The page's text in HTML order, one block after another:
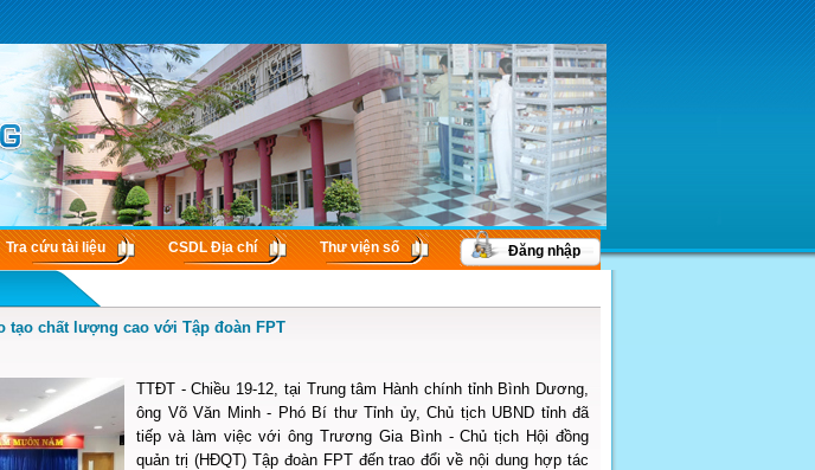
Tra cứu tài liệu CSDL Ðịa chí Thư viện số Đăng nhập
tạo chất lượng cao với Tập đoàn FPT
TTĐT - Chiều 19-12, tại Trung tâm Hành chính tỉnh Bình Dương,
ông Võ Văn Minh - Phó Bí thư Tỉnh ủy, Chủ tịch UBND tỉnh đã
tiếp và làm việc với ông Trương Gia Bình - Chủ tịch Hội đồng
quản trị (HĐQT) Tập đoàn FPT đến trao đổi về nội dung hợp tác